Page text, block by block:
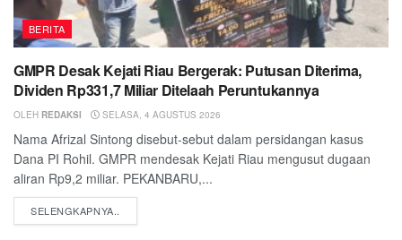
BERITA
GMPR Desak Kejati Riau Bergerak: Putusan Diterima,
Dividen Rp331,7 Miliar Ditelaah Peruntukannya
OLEH REDAKSI SELASA, 4 AGUSTUS 2026
Nama Afrizal Sintong disebut-sebut dalam persidangan kasus
Dana PI Rohil. GMPR mendesak Kejati Riau mengusut dugaan
aliran Rp9,2 miliar. PEKANBARU,...
SELENGKAPNYA..